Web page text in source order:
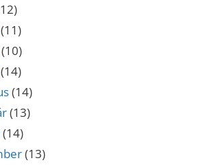
(11)
(10)
(14)
(14)
(13)
(14)
(13)